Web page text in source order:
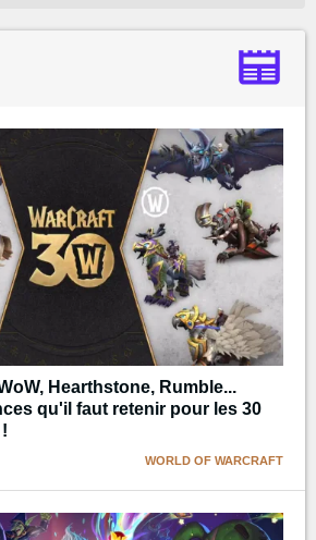
Hearthstone, Rumble...
qu'il faut retenir pour les 30
WORLD OF WARCRAFT